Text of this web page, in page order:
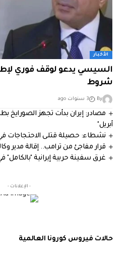
الأخبار
السيسي يدعو لوقف فوري
شروط
By 3 سنوات ago
مصادر: إيران بدأت تجهز الصورايخ
أبريل"
نشطاء: حصيلة قتلى الاحتجاجات في إيران
قرار مفاجئ من ترامب.. إقالة مدير
غرق سفينة حربية إيرانية "بالكامل"
- الإعلانات -
حالات فيروس كورونا العالمية